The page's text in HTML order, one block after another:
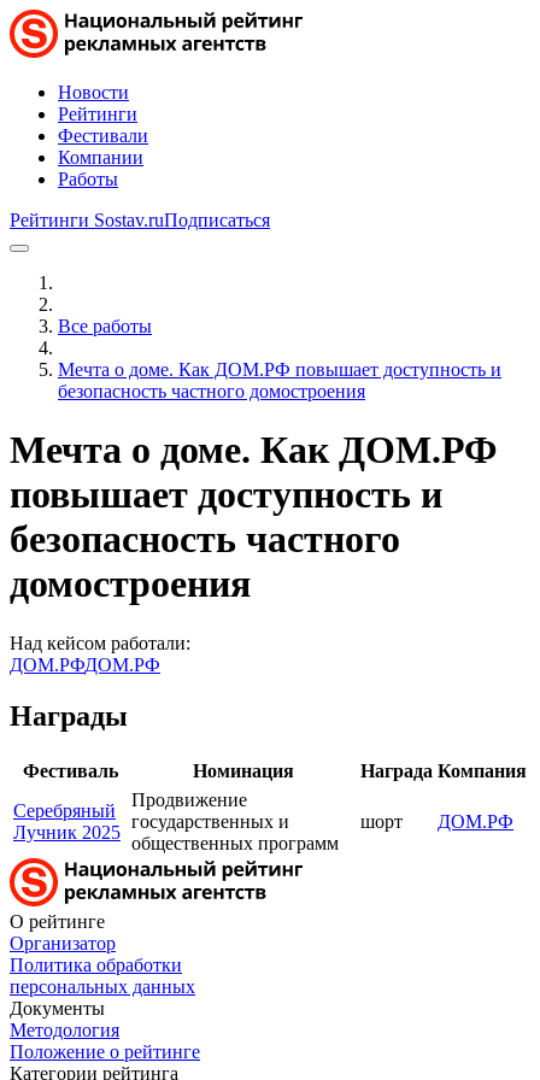
Новости
Рейтинги
Фестивали
Компании
Работы
Рейтинги Sostav.ruПодписаться
Все работы
Мечта о доме. Как ДОМ.РФ повышает доступность и
безопасность частного домостроения
Мечта о доме. Как ДОМ.РФ
повышает доступность и
безопасность частного
домостроения
Над кейсом работали:
ДОМ.РФДОМ.РФ
Награды
Фестиваль Номинация Награда Компания
Серебряный
Лучник 2025
Продвижение
государственных и
общественных программ
шорт ДОМ.РФ
О рейтинге
Организатор
Политика обработки
персональных данных
Документы
Методология
Положение о рейтинге
Категории рейтинга